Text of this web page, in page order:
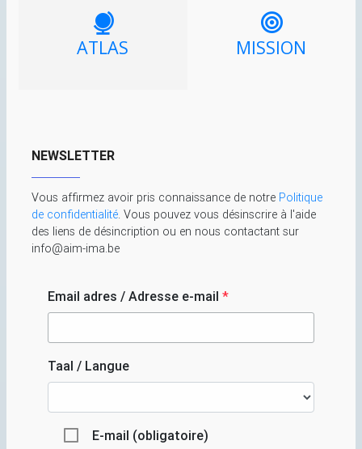
ATLAS MISSION
NEWSLETTER
Vous affirmez avoir pris connaissance de notre Politique
de confidentialité. Vous pouvez vous désinscrire à l'aide
des liens de désincription ou en nous contactant sur
info@aim-ima.be
Email adres / Adresse e-mail *
Taal / Langue
E-mail (obligatoire)